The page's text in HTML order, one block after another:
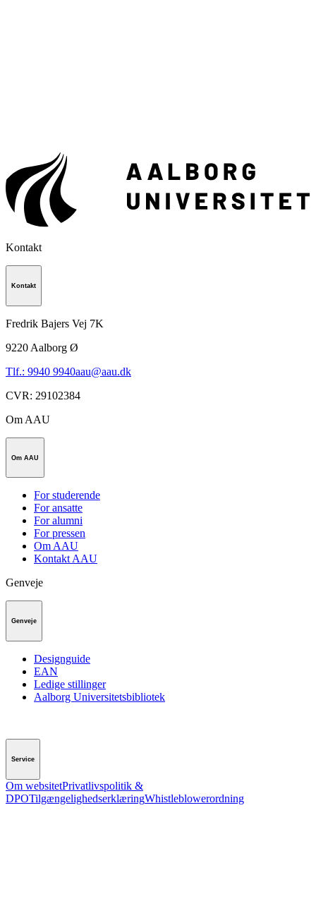
Kontakt
Kontakt
Fredrik Bajers Vej 7K
9220 Aalborg Ø
Tlf.: 9940 9940aau@aau.dk
CVR: 29102384
Om AAU
Om AAU
For studerende
For ansatte
For alumni
For pressen
Om AAU
Kontakt AAU
Genveje
Genveje
Designguide
EAN
Ledige stillinger
Aalborg Universitetsbibliotek
Service
Om websitetPrivatlivspolitik &
DPOTilgængelighedserklæringWhistleblowerordning